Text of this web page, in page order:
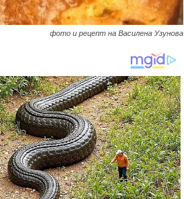
фото и рецепт на Василена Узунова